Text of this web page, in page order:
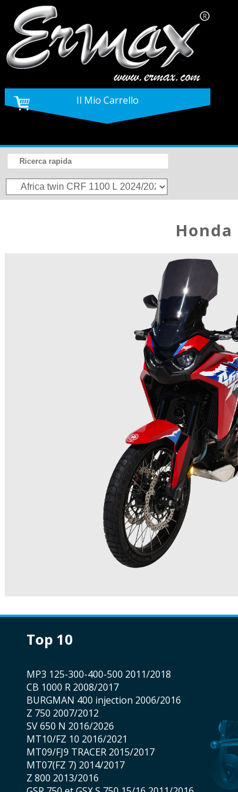
Il Mio Carrello
Honda
top 10
MP3 125-300-400-500 2011/2018
CB 1000 R 2008/2017
BURGMAN 400 injection 2006/2016
Z 750 2007/2012
SV 650 N 2016/2026
MT10/FZ 10 2016/2021
MT09/FJ9 TRACER 2015/2017
MT07(FZ 7) 2014/2017
Z 800 2013/2016